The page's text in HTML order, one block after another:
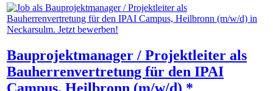
Bauprojektmanager / Projektleiter als
Bauherrenvertretung für den IPAI
Campus, Heilbronn (m/w/d) *